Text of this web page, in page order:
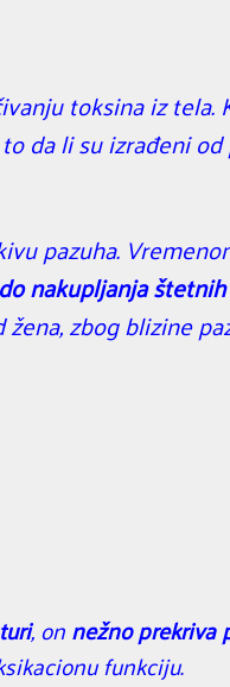
toksina iz
da li su izrađeni
pazuha.
nakupljanja
zbog blizine
, onnežno prekriva
funkciju.